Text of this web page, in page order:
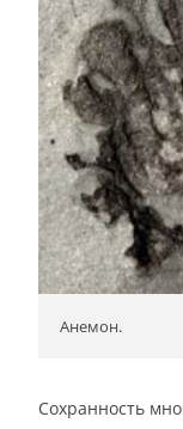
Анемон.
Сохранность